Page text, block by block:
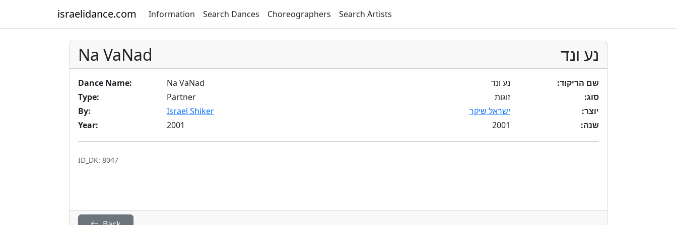
israelidance.com Information Search Dances Choreographers Search Artists
Na VaNad נע ונד
Dance Name:
Na VaNad
Type:
Partner
By:
Israel Shiker
Year:
2001
שם הריקוד:
נע ונד
סוג:
זוגות
יוצר:
ישראל שיקר
שנה:
2001
ID_DK: 8047